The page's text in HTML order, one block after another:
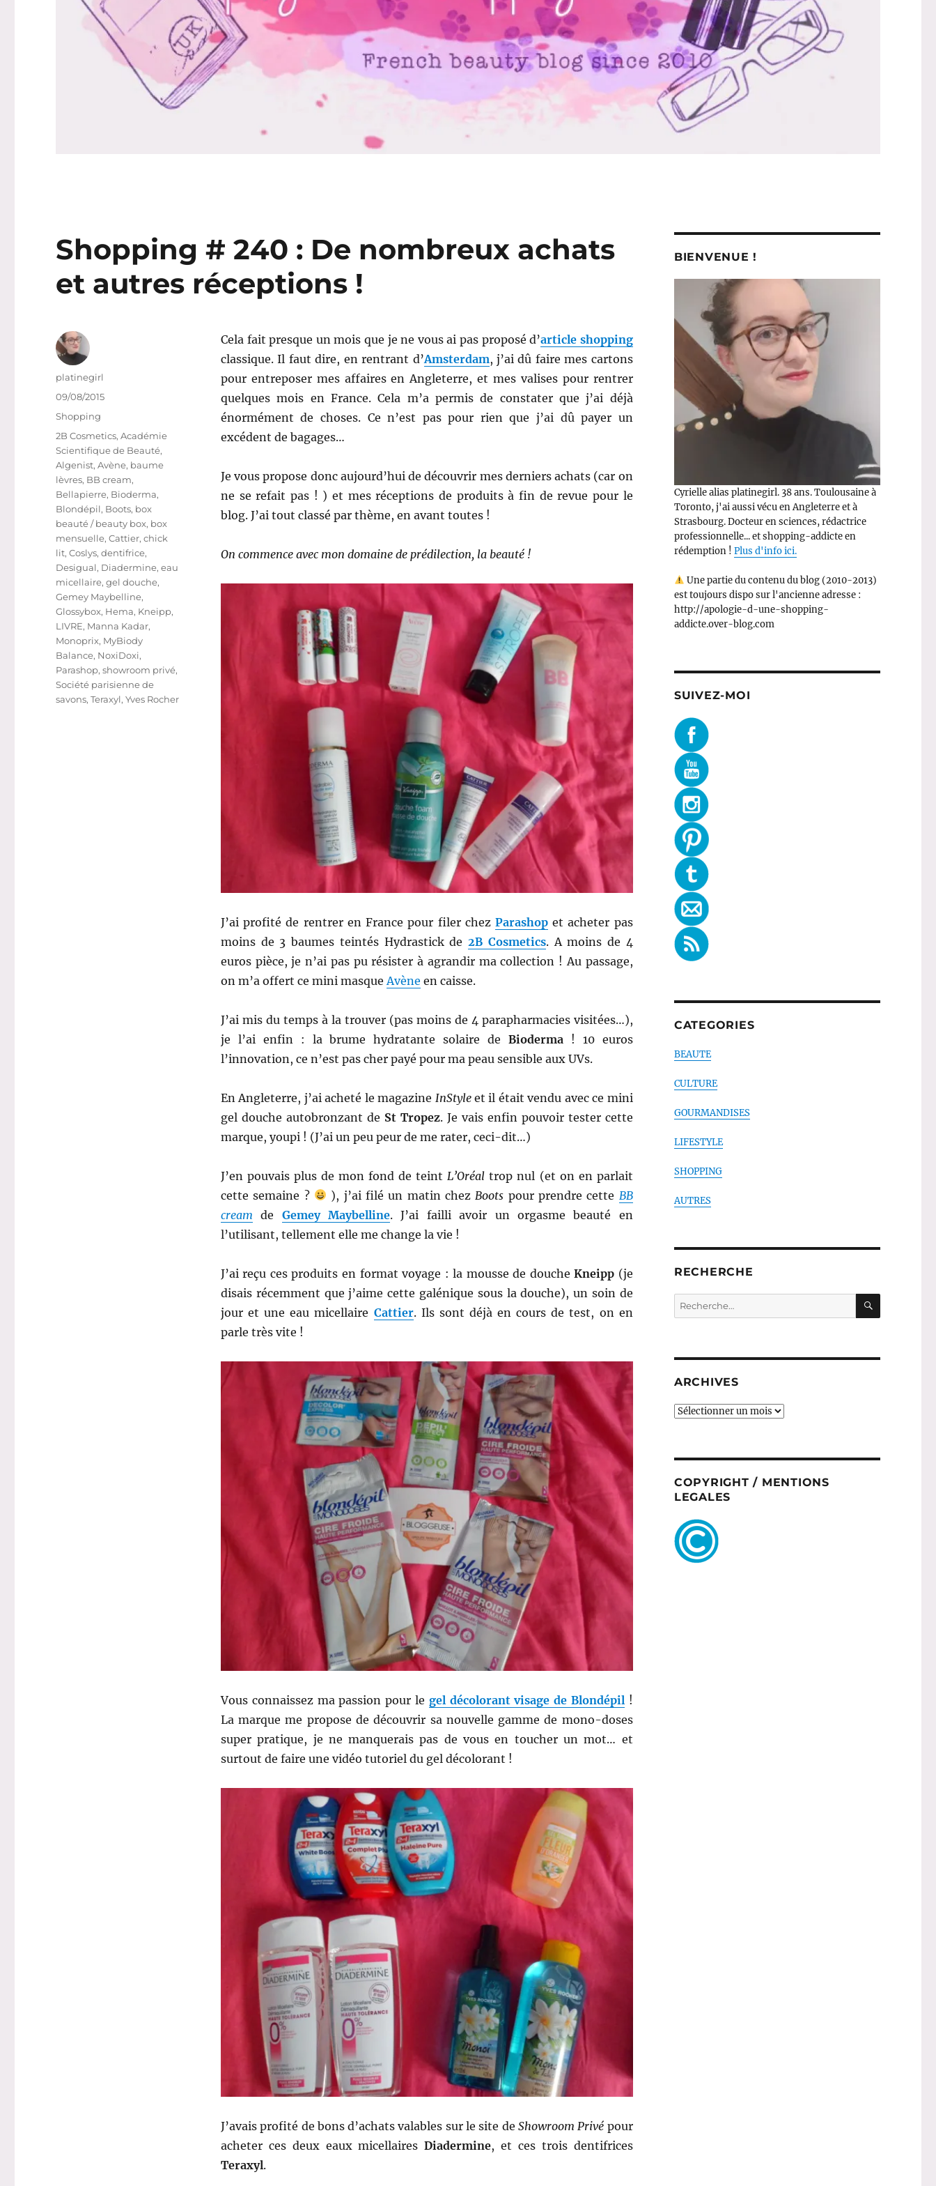
Shopping # 240 : De nombreux achats
et autres réceptions !
Cela fait presque un mois que je ne vous ai pas proposé d’article shopping
classique. Il faut dire, en rentrant d’Amsterdam, j’ai dû faire mes cartons
pour entreposer mes affaires en Angleterre, et mes valises pour rentrer
quelques mois en France. Cela m’a permis de constater que j’ai déjà
énormément de choses. Ce n’est pas pour rien que j’ai dû payer un
excédent de bagages…
Je vous propose donc aujourd’hui de découvrir mes derniers achats (car on
ne se refait pas ! ) et mes réceptions de produits à fin de revue pour le
blog. J’ai tout classé par thème, en avant toutes !
On commence avec mon domaine de prédilection, la beauté !
J’ai profité de rentrer en France pour filer chezParashop et acheter pas
moins de 3 baumes teintés Hydrastick de2B Cosmetics. A moins de 4
euros pièce, je n’ai pas pu résister à agrandir ma collection ! Au passage,
on m’a offert ce mini masque Avène en caisse.
J’ai mis du temps à la trouver (pas moins de 4 parapharmacies visitées…),
je l’ai enfin : la brume hydratante solaire deBioderma ! 10 euros
l’innovation, ce n’est pas cher payé pour ma peau sensible aux UVs.
En Angleterre, j’ai acheté le magazine InStyleet il était vendu avec ce mini
gel douche autobronzant de St Tropez. Je vais enfin pouvoir tester cette
marque, youpi ! (J’ai un peu peur de me rater, ceci-dit…)
J’en pouvais plus de mon fond de teint L’Oréal trop nul (et on en parlait
cette semaine ?
), j’ai filé un matin chez Boots pour prendre cette BB
cream de Gemey Maybelline. J’ai failli avoir un orgasme beauté en
l’utilisant, tellement elle me change la vie !
J’ai reçu ces produits en format voyage : la mousse de doucheKneipp (je
disais récemment que j’aime cette galénique sous la douche), un soin de
jour et une eau micellaire Cattier. Ils sont déjà en cours de test, on en
parle très vite !
Vous connaissez ma passion pour le gel décolorant visage de Blondépil !
La marque me propose de découvrir sa nouvelle gamme de mono-doses
super pratique, je ne manquerais pas de vous en toucher un mot… et
surtout de faire une vidéo tutoriel du gel décolorant !
J’avais profité de bons d’achats valables sur le site deShowroom Privé pour
acheter ces deux eaux micellairesDiadermine, et ces trois dentifrices
Teraxyl.
Auteur
platinegirl
Publié
le
09/08/2015
Catégories
Shopping
Étiquettes
2B Cosmetics,Académie
Scientifique de Beauté,
Algenist,Avène, baume
lèvres, BB cream,
Bellapierre, Bioderma,
Blondépil, Boots, box
beauté / beauty box, box
mensuelle,Cattier,chick
lit,Coslys,dentifrice,
Desigual, Diadermine,eau
micellaire,gel douche,
Gemey Maybelline,
Glossybox, Hema, Kneipp,
LIVRE, Manna Kadar,
Monoprix, MyBiody
Balance, NoxiDoxi,
Parashop,showroom privé,
Société parisienne de
savons,Teraxyl,Yves Rocher
BIENVENUE !
Cyrielle alias platinegirl. 38 ans. Toulousaine à
Toronto, j'ai aussi vécu en Angleterre et à
Strasbourg. Docteur en sciences, rédactrice
professionnelle... et shopping-addicte en
rédemption ! Plus d'info ici.
Une partie du contenu du blog (2010-2013)
est toujours dispo sur l'ancienne adresse :
http://apologie-d-une-shopping-
addicte.over-blog.com
SUIVEZ-MOI
CATEGORIES
BEAUTE
CULTURE
GOURMANDISES
LIFESTYLE
SHOPPING
AUTRES
RECHERCHE
Recherche
pour :
ARCHIVES
ARCHIVES
COPYRIGHT / MENTIONS
LEGALES